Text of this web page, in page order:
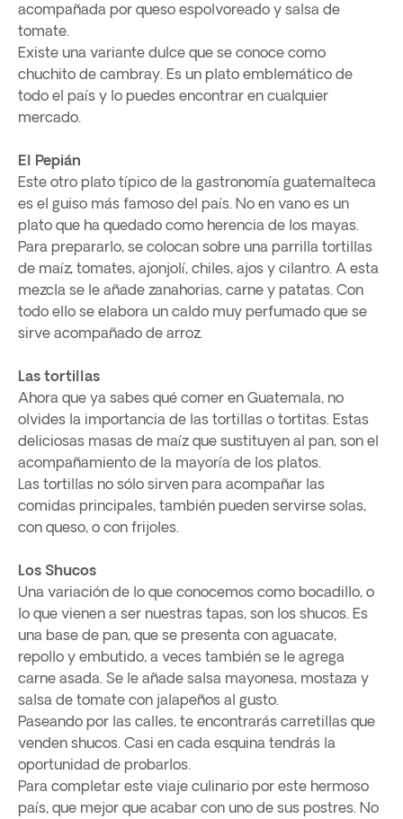
acompañada por queso espolvoreado y salsa de
tomate.
Existe una variante dulce que se conoce como
chuchito de cambray. Es un plato emblemático de
todo el país y lo puedes encontrar en cualquier
mercado.
El Pepián
Este otro plato típico de la gastronomía guatemalteca
es el guiso más famoso del país. No en vano es un
plato que ha quedado como herencia de los mayas.
Para prepararlo, se colocan sobre una parrilla tortillas
de maíz, tomates, ajonjolí, chiles, ajos y cilantro. A esta
mezcla se le añade zanahorias, carne y patatas. Con
todo ello se elabora un caldo muy perfumado que se
sirve acompañado de arroz.
Las tortillas
Ahora que ya sabes qué comer en Guatemala, no
olvides la importancia de las tortillas o tortitas. Estas
deliciosas masas de maíz que sustituyen al pan, son el
acompañamiento de la mayoría de los platos.
Las tortillas no sólo sirven para acompañar las
comidas principales, también pueden servirse solas,
con queso, o con frijoles.
Los Shucos
Una variación de lo que conocemos como bocadillo, o
lo que vienen a ser nuestras tapas, son los shucos. Es
una base de pan, que se presenta con aguacate,
repollo y embutido, a veces también se le agrega
carne asada. Se le añade salsa mayonesa, mostaza y
salsa de tomate con jalapeños al gusto.
Paseando por las calles, te encontrarás carretillas que
venden shucos. Casi en cada esquina tendrás la
oportunidad de probarlos.
Para completar este viaje culinario por este hermoso
país, que mejor que acabar con uno de sus postres. No